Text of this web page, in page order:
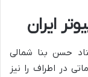
ایران
حسن بنا شمالی
در اطراف را نیز